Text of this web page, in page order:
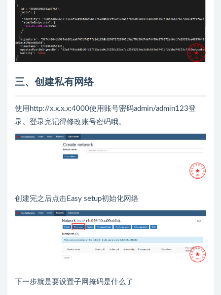
三、创建私有网络
使用http://x.x.x.x:4000使用账号密码admin/admin123登
录。登录完记得修改账号密码哦。
创建完之后点击Easy setup初始化网络
下一步就是要设置子网掩码是什么了